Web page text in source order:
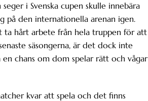
i Svenska cupen skulle innebära
på den internationella arenan igen.
ta hårt arbete från hela truppen för att
säsongerna, är det dock inte
chans om dom spelar rätt och vågar
kvar att spela och det finns